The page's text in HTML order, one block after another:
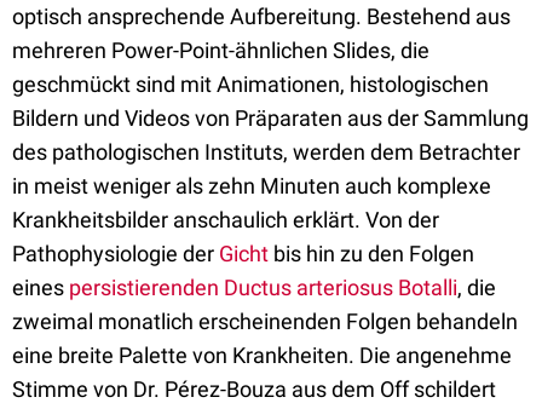
optisch ansprechende Aufbereitung. Bestehend aus
mehreren Power-Point-ähnlichen Slides, die
geschmückt sind mit Animationen, histologischen
Bildern und Videos von Präparaten aus der Sammlung
des pathologischen Instituts, werden dem Betrachter
in meist weniger als zehn Minuten auch komplexe
Krankheitsbilder anschaulich erklärt. Von der
Pathophysiologie der Gicht bis hin zu den Folgen
eines persistierenden Ductus arteriosus Botalli, die
zweimal monatlich erscheinenden Folgen behandeln
eine breite Palette von Krankheiten. Die angenehme
Stimme von Dr. Pérez-Bouza aus dem Off schildert